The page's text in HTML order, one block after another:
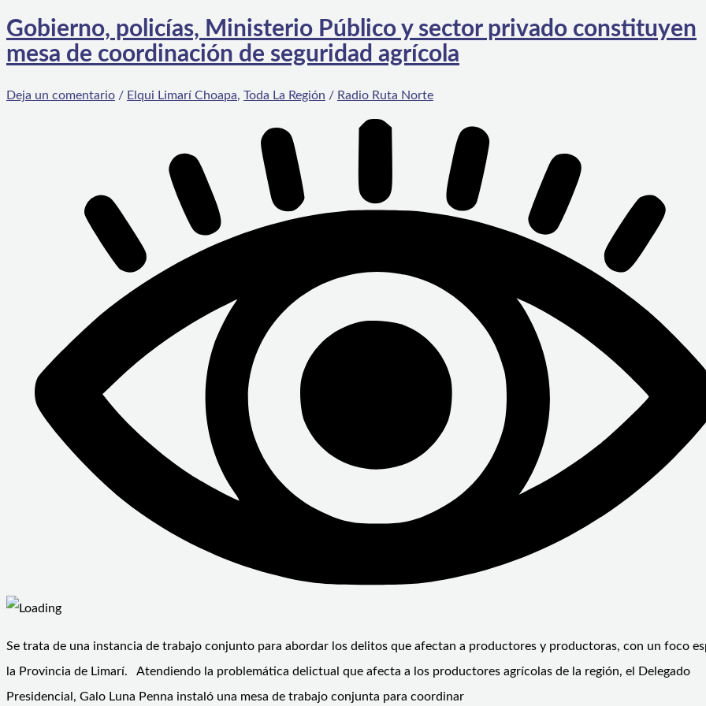
Gobierno, policías, Ministerio Público y sector privado constituyen
mesa de coordinación de seguridad agrícola
Deja un comentario / Elqui Limarí Choapa, Toda La Región / Radio Ruta Norte
Se trata de una instancia de trabajo conjunto para abordar los delitos que afectan a productores y productoras, con un foco
la Provincia de Limarí. Atendiendo la problemática delictual que afecta a los productores agrícolas de la región, el Delegado
Presidencial, Galo Luna Penna instaló una mesa de trabajo conjunta para coordinar